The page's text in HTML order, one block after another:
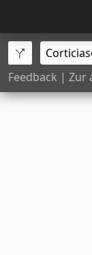
Feedback | Zur